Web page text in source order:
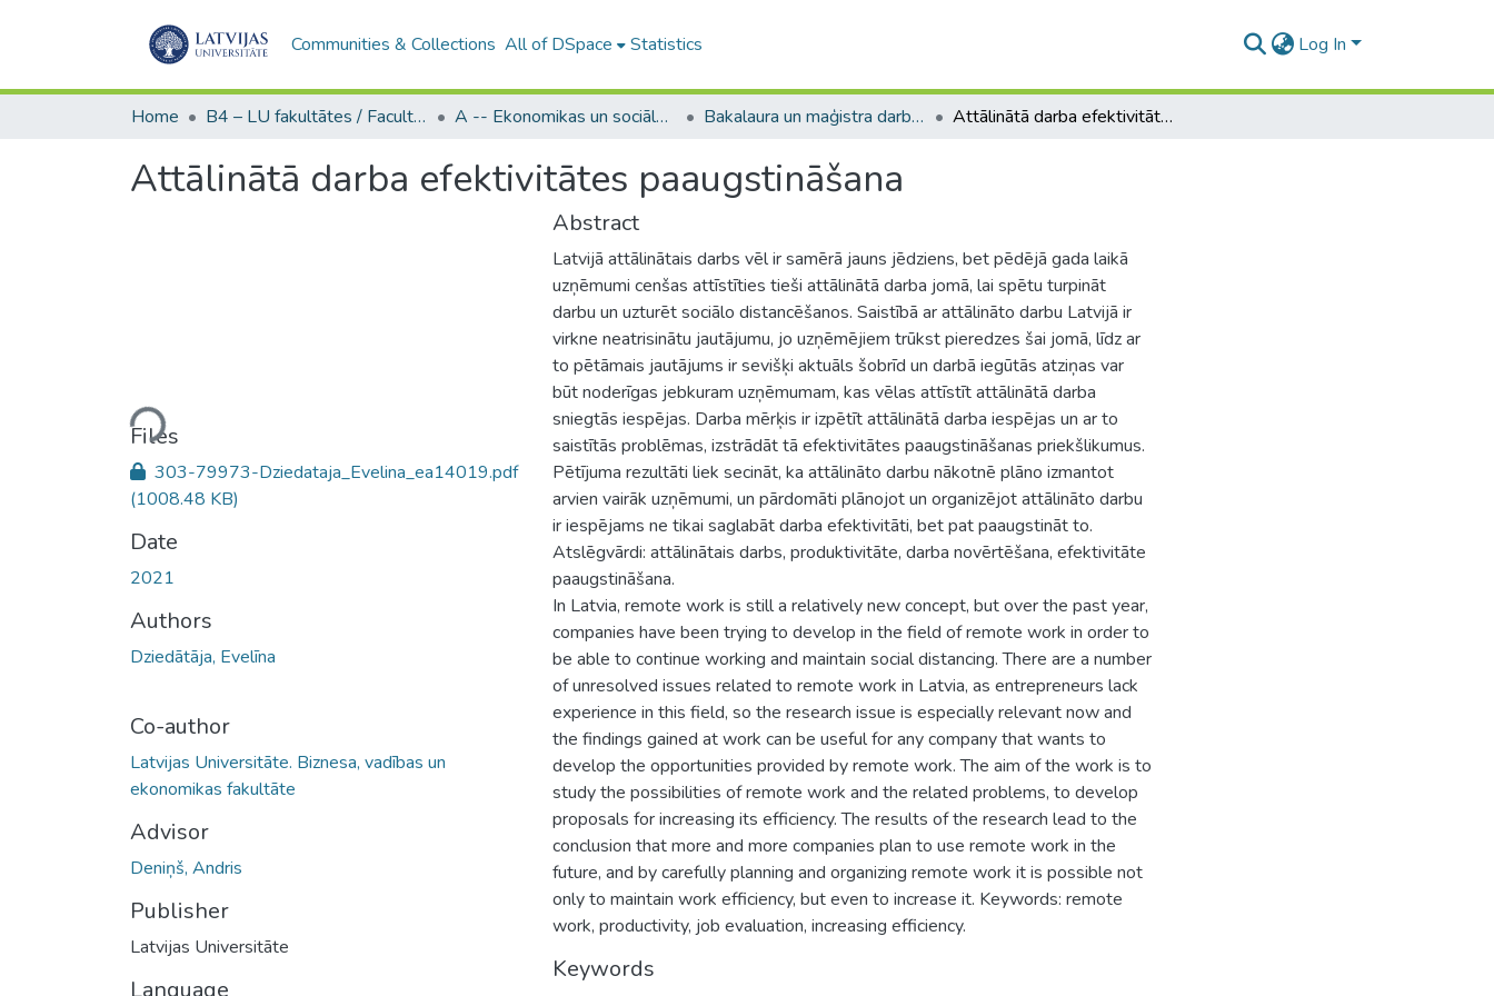
Communities & Collections All of DSpace Statistics Log In
Home B4 – LU fakultātes / Faculties of the UL A -- Ekonomikas un sociālo zinātņu fakultāte / Faculty of Economics and Social Sciences Bakalaura un maģistra darbi (ESZF) / Bachelor's and Master's theses Attālinātā darba efektivitātes paaugstināšana
Attālinātā darba efektivitātes paaugstināšana
Loading...
Files
303-79973-Dziedataja_Evelina_ea14019.pdf
(1008.48 KB)
Date
2021
Authors
Dziedātāja, Evelīna
Co-author
Latvijas Universitāte. Biznesa, vadības un
ekonomikas fakultāte
Advisor
Deniņš, Andris
Publisher
Latvijas Universitāte
Language
Abstract
Latvijā attālinātais darbs vēl ir samērā jauns jēdziens, bet pēdējā gada laikā
uzņēmumi cenšas attīstīties tieši attālinātā darba jomā, lai spētu turpināt
darbu un uzturēt sociālo distancēšanos. Saistībā ar attālināto darbu Latvijā ir
virkne neatrisinātu jautājumu, jo uzņēmējiem trūkst pieredzes šai jomā, līdz ar
to pētāmais jautājums ir sevišķi aktuāls šobrīd un darbā iegūtās atziņas var
būt noderīgas jebkuram uzņēmumam, kas vēlas attīstīt attālinātā darba
sniegtās iespējas. Darba mērķis ir izpētīt attālinātā darba iespējas un ar to
saistītās problēmas, izstrādāt tā efektivitātes paaugstināšanas priekšlikumus.
Pētījuma rezultāti liek secināt, ka attālināto darbu nākotnē plāno izmantot
arvien vairāk uzņēmumi, un pārdomāti plānojot un organizējot attālināto darbu
ir iespējams ne tikai saglabāt darba efektivitāti, bet pat paaugstināt to.
Atslēgvārdi: attālinātais darbs, produktivitāte, darba novērtēšana, efektivitāte
paaugstināšana.
In Latvia, remote work is still a relatively new concept, but over the past year,
companies have been trying to develop in the field of remote work in order to
be able to continue working and maintain social distancing. There are a number
of unresolved issues related to remote work in Latvia, as entrepreneurs lack
experience in this field, so the research issue is especially relevant now and
the findings gained at work can be useful for any company that wants to
develop the opportunities provided by remote work. The aim of the work is to
study the possibilities of remote work and the related problems, to develop
proposals for increasing its efficiency. The results of the research lead to the
conclusion that more and more companies plan to use remote work in the
future, and by carefully planning and organizing remote work it is possible not
only to maintain work efficiency, but even to increase it. Keywords: remote
work, productivity, job evaluation, increasing efficiency.
Keywords